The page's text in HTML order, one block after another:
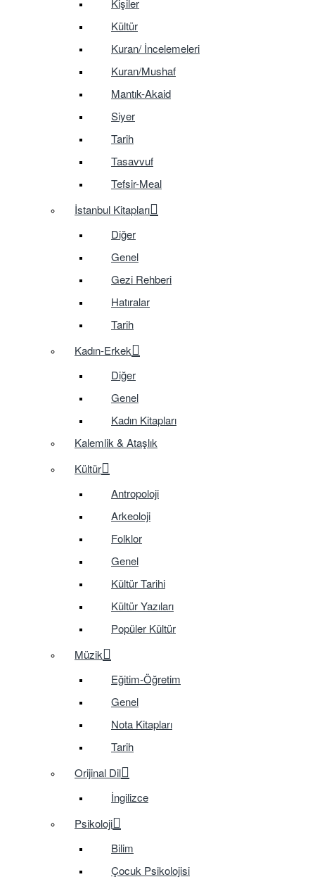
Kültür
Kuran/ İncelemeleri
Kuran/Mushaf
Mantık-Akaid
Siyer
Tarih
Tasavvuf
Tefsir-Meal
İstanbul Kitapları
Diğer
Genel
Gezi Rehberi
Hatıralar
Tarih
Kadın-Erkek
Diğer
Genel
Kadın Kitapları
Kalemlik & Ataşlık
Kültür
Antropoloji
Arkeoloji
Folklor
Genel
Kültür Tarihi
Kültür Yazıları
Popüler Kültür
Müzik
Eğitim-Öğretim
Genel
Nota Kitapları
Tarih
Orijinal Dil
İngilizce
Psikoloji
Bilim
Çocuk Psikolojisi